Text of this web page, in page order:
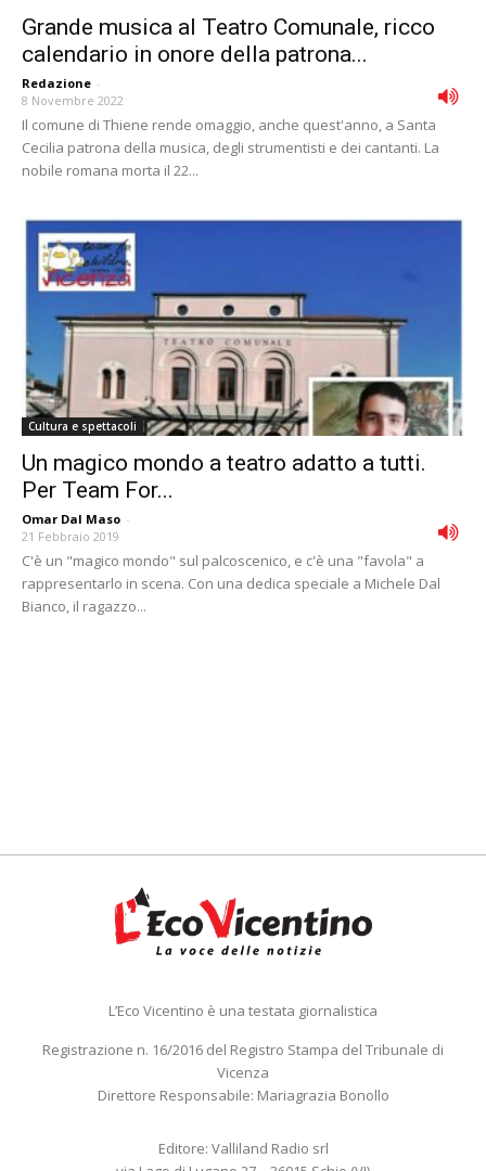
Grande musica al Teatro Comunale, ricco
calendario in onore della patrona...
Redazione -
8 Novembre 2022
Il comune di Thiene rende omaggio, anche quest'anno, a Santa
Cecilia patrona della musica, degli strumentisti e dei cantanti. La
nobile romana morta il 22...
Cultura e spettacoli
Un magico mondo a teatro adatto a tutti.
Per Team For...
Omar Dal Maso -
21 Febbraio 2019
C'è un "magico mondo" sul palcoscenico, e c'è una "favola" a
rappresentarlo in scena. Con una dedica speciale a Michele Dal
Bianco, il ragazzo...
L’Eco Vicentino è una testata giornalistica
Registrazione n. 16/2016 del Registro Stampa del Tribunale di
Vicenza
Direttore Responsabile: Mariagrazia Bonollo
Editore: Valliland Radio srl